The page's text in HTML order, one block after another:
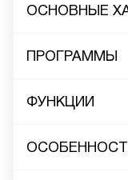
ОСНОВНЫЕ
ПРОГРАММЫ
ФУНКЦИИ